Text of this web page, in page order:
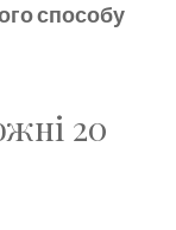
способу
20